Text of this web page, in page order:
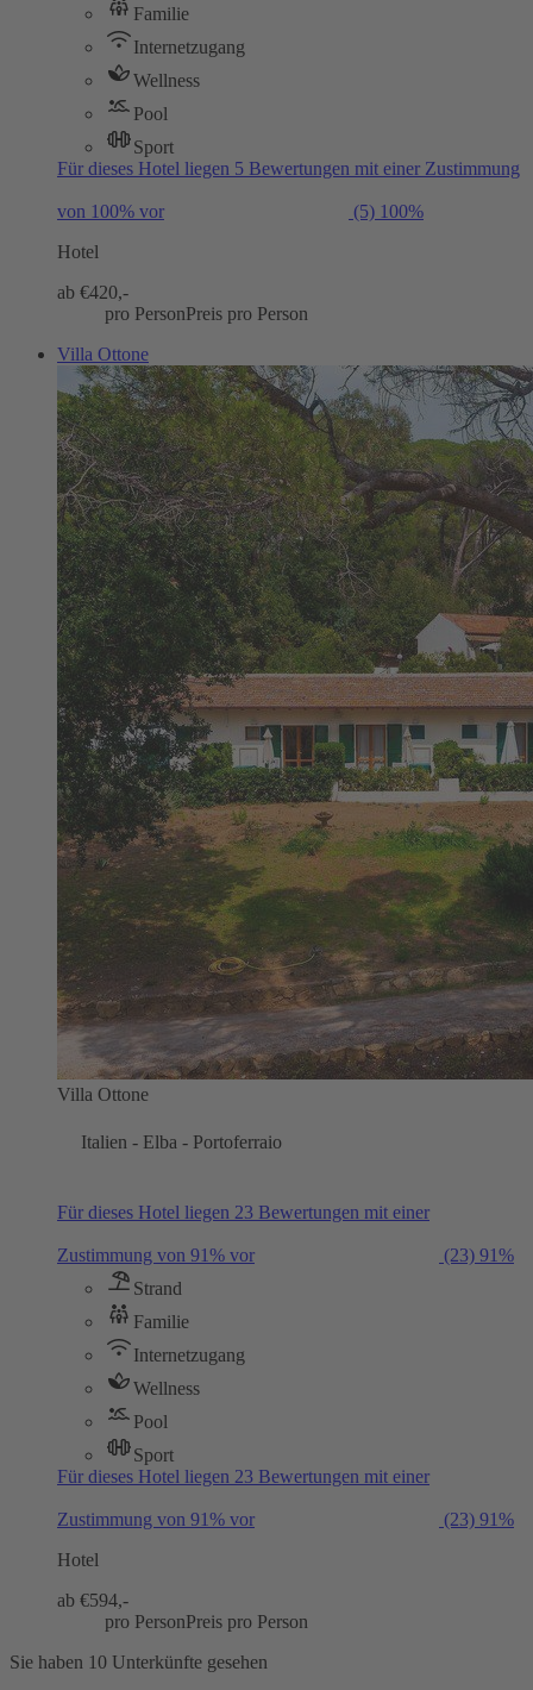
Familie
Internetzugang
Wellness
Pool
Sport
Für dieses Hotel liegen 5 Bewertungen mit einer Zustimmung
von 100% vor (5) 100%
Hotel
ab €420,-
pro PersonPreis pro Person
Villa Ottone
Villa Ottone
Italien - Elba - Portoferraio
Für dieses Hotel liegen 23 Bewertungen mit einer
Zustimmung von 91% vor (23) 91%
Strand
Familie
Internetzugang
Wellness
Pool
Sport
Für dieses Hotel liegen 23 Bewertungen mit einer
Zustimmung von 91% vor (23) 91%
Hotel
ab €594,-
pro PersonPreis pro Person
Sie haben 10 Unterkünfte gesehen